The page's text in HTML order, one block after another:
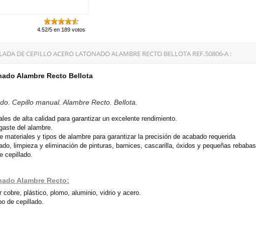
4.52/5 en 189 votos
DE CEPILLO ACERO LATONADO ALAMBRE RECTO BELLOTA REF.50806-A :
Alambre Recto Bellota
Cepillo manual. Alambre Recto. Bellota.
de alta calidad para garantizar un excelente rendimiento.
del alambre.
materiales y tipos de alambre para garantizar la precisión de acabado requerida
limpieza y eliminación de pinturas, barnices, cascarilla, óxidos y pequeñas rebabas.
cepillado.
Alambre Recto:
cobre, plástico, plomo, aluminio, vidrio y acero.
de cepillado.